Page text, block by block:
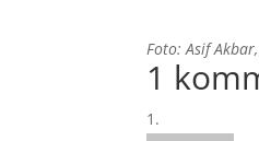
Foto: Asif Akbar,
1